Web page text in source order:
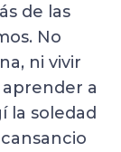
de las
No
ni vivir
a
la soledad